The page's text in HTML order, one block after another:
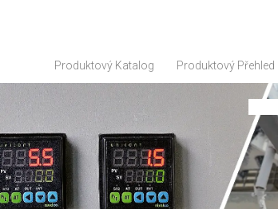
Produktový Přehled
Produktový Katalog